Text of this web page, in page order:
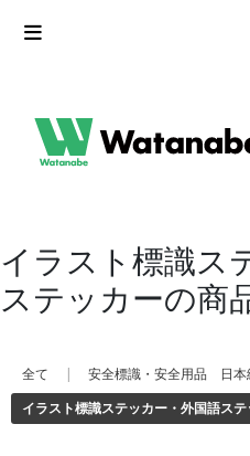
イラスト標識ス
ステッカーの商
全て | 安全標識・安全用品 日本
イラスト標識ステッカー・外国語ス